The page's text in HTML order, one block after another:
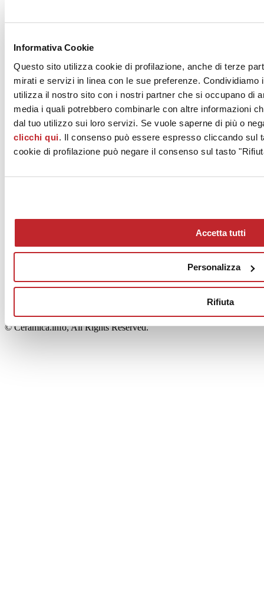
Informativa Cookie
Questo sito utilizza cookie di profilazione, anche di terze
mirati e servizi in linea con le sue preferenze.
utilizza il nostro sito con i nostri partner che si occupano di
media i quali potrebbero combinarle con altre informazioni
dal tuo utilizzo sui loro servizi. Se vuole saperne di più o
clicchi qui. Il consenso può essere espresso cliccando sul
cookie di profilazione può negare il consenso sul tasto
Accetta tutti
Personalizza
Rifiuta
News
aziende
Edi.Cer S.p.a. Società unipersonale
Viale Monte Santo, 40 - 41049 Sassuolo (MO) - Italy
00853700367
Iscrizione al Registro delle Imprese: REA Modena 189678
© Ceramica.info, All Rights Reserved.